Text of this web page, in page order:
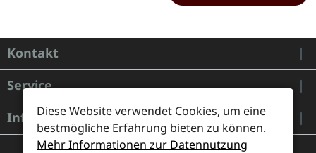
Kontakt
Service
Informationen
Diese Website verwendet Cookies, um eine
bestmögliche Erfahrung bieten zu können.
Mehr Informationen zur Datennutzung